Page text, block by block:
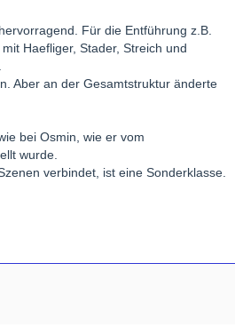
Für die Entführung z.B.
Haefliger, Stader, Streich und
Aber an der Gesamtstruktur änderte
bei Osmin, wie er vom
wurde.
verbindet, ist eine Sonderklasse.